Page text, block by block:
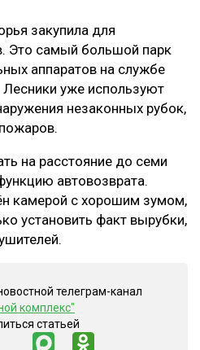
ПЛИТ
закупила для
Это самый большой парк
аппаратов на службе
уже используют
незаконных рубок,
на расстояние до семи
автовозврата.
камерой с хорошим зумом,
установить факт вырубки,
телеграм-канал
комплекс"
статьей